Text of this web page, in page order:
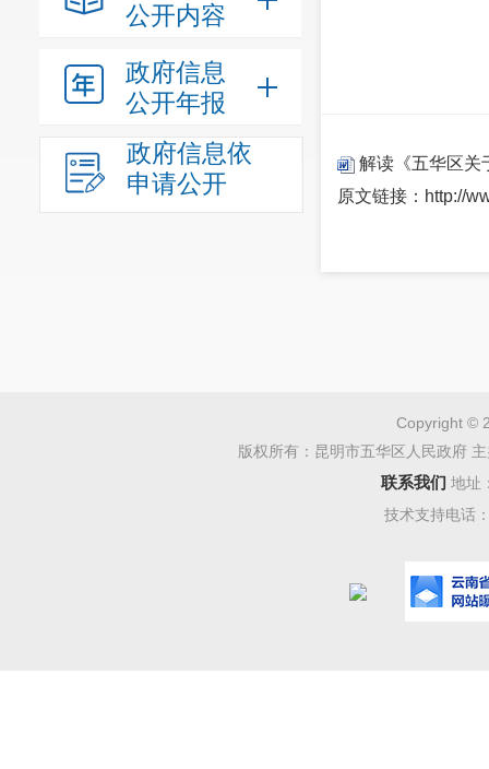
公开内容
政府信息
公开年报
政府信息依
申请公开
解读《五华区关
原文链接： http://
Copyright ©
版权所有：昆明市五华区人民政府
联系我们 地址
技术支持电话